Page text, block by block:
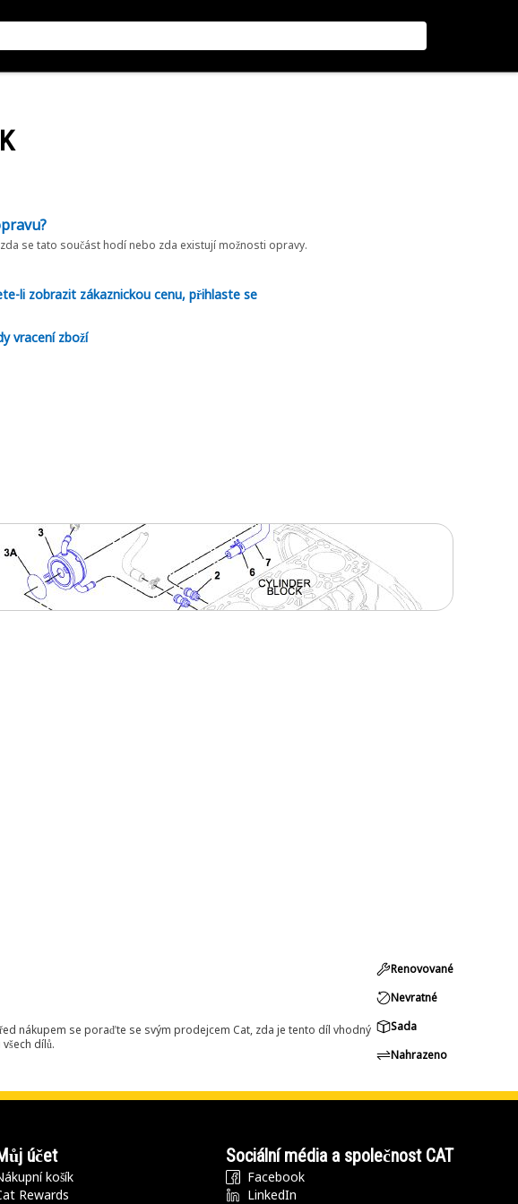
se tato součást hodí nebo zda existují možnosti opravy.
li zobrazit zákaznickou cenu, přihlaste se
vracení zboží
nákupem se poraďte se svým prodejcem Cat, zda je tento díl vhodný
dílů.
Renovované
Nevratné
Sada
Nahrazeno
účet
košík
Rewards
Sociální média a společnost CAT
Facebook
LinkedIn